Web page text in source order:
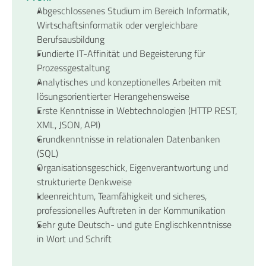
Abgeschlossenes Studium im Bereich Informatik,
Wirtschaftsinformatik oder vergleichbare
Berufsausbildung
Fundierte IT-Affinität und Begeisterung für
Prozessgestaltung
Analytisches und konzeptionelles Arbeiten mit
lösungsorientierter Herangehensweise
Erste Kenntnisse in Webtechnologien (HTTP REST,
XML, JSON, API)
Grundkenntnisse in relationalen Datenbanken
(SQL)
Organisationsgeschick, Eigenverantwortung und
strukturierte Denkweise
Ideenreichtum, Teamfähigkeit und sicheres,
professionelles Auftreten in der Kommunikation
Sehr gute Deutsch- und gute Englischkenntnisse
in Wort und Schrift